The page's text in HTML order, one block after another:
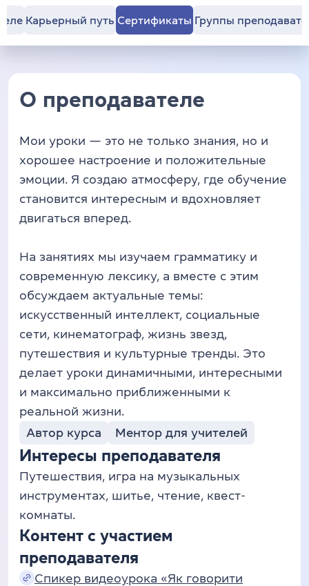
Карьерный путь Сертификаты Группы
О преподавателе
Мои уроки — это не только знания, но и
хорошее настроение и положительные
эмоции. Я создаю атмосферу, где обучение
становится интересным и вдохновляет
двигаться вперед.
На занятиях мы изучаем грамматику и
современную лексику, а вместе с этим
обсуждаем актуальные темы:
искусственный интеллект, социальные
сети, кинематограф, жизнь звезд,
путешествия и культурные тренды. Это
делает уроки динамичными, интересными
и максимально приближенными к
реальной жизни.
Автор курса
Ментор для учителей
Интересы преподавателя
Путешествия, игра на музыкальных
инструментах, шитье, чтение, квест-
комнаты.
Контент с участием
преподавателя
Спикер видеоурока «Як говорити